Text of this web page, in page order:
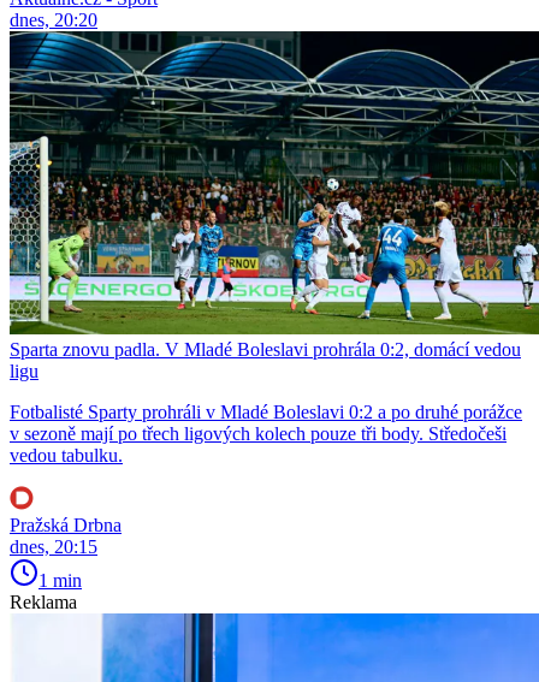
dnes, 20:20
Sparta znovu padla. V Mladé Boleslavi prohrála 0:2, domácí vedou
ligu
Fotbalisté Sparty prohráli v Mladé Boleslavi 0:2 a po druhé porážce
v sezoně mají po třech ligových kolech pouze tři body. Středočeši
vedou tabulku.
Pražská Drbna
dnes, 20:15
1 min
Reklama